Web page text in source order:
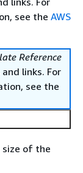
see the AWS
Reference
links. For
see the
size of the